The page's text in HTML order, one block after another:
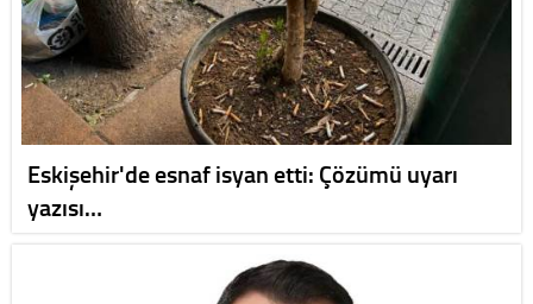
Eskişehir'de esnaf isyan etti: Çözümü uyarı
yazısı…